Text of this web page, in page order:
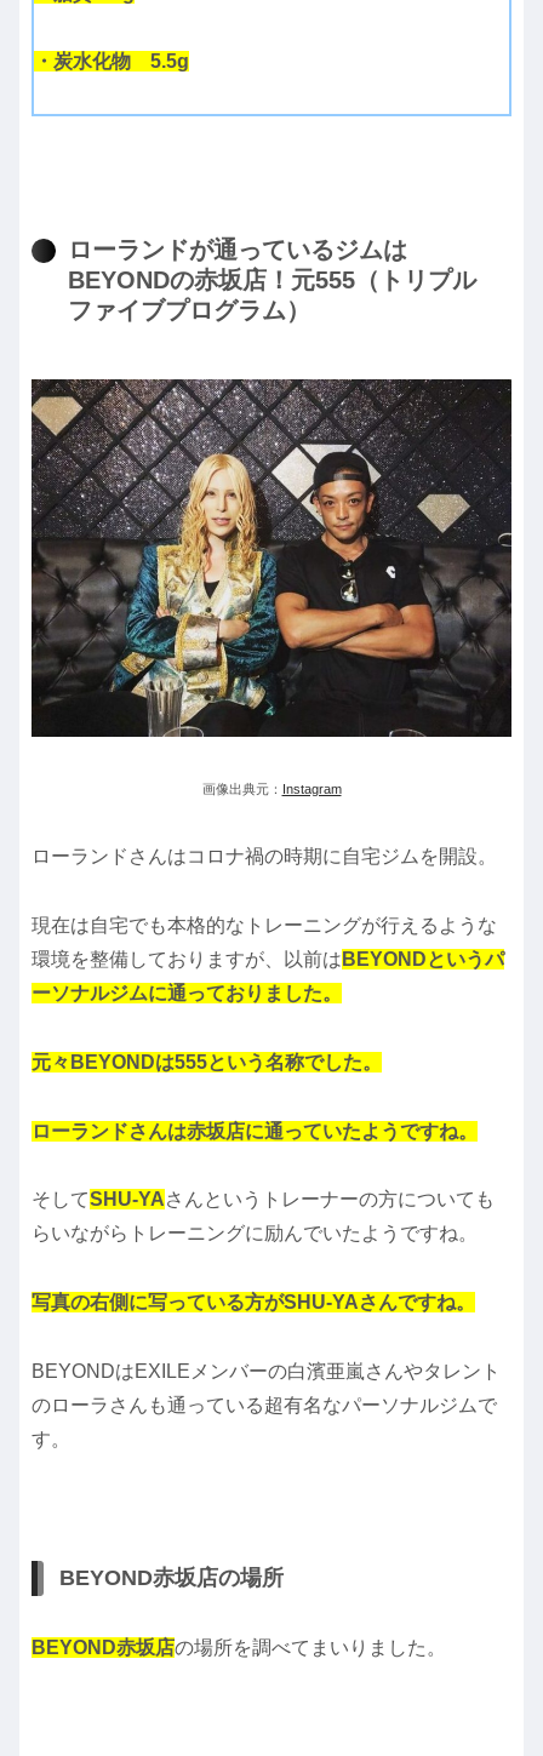
・炭水化物 5.5g
ローランドが通っているジムは
BEYONDの赤坂店！元555（トリプル
ファイブプログラム）
画像出典元： Instagram
ローランドさんはコロナ禍の時期に自宅ジムを開設。
現在は自宅でも本格的なトレーニングが行えるような
環境を整備しておりますが、以前は BEYONDというパ
ーソナルジムに通っておりました。
元々BEYONDは555という名称でした。
ローランドさんは赤坂店に通っていたようですね。
そしてSHU-YAさんというトレーナーの方についても
らいながらトレーニングに励んでいたようですね。
写真の右側に写っている方がSHU-YAさんですね。
BEYONDはEXILEメンバーの白濱亜嵐さんやタレント
のローラさんも通っている超有名なパーソナルジムで
す。
BEYOND赤坂店の場所
BEYOND赤坂店の場所を調べてまいりました。